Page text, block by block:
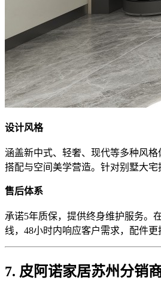
设计风格
涵盖新中式、轻奢、现代等多种风
搭配与空间美学营造。针对别墅大宅
售后体系
承诺5年质保，提供终身维护服务。
线，48小时内响应客户需求，配件更
7. 皮阿诺家居苏州分销